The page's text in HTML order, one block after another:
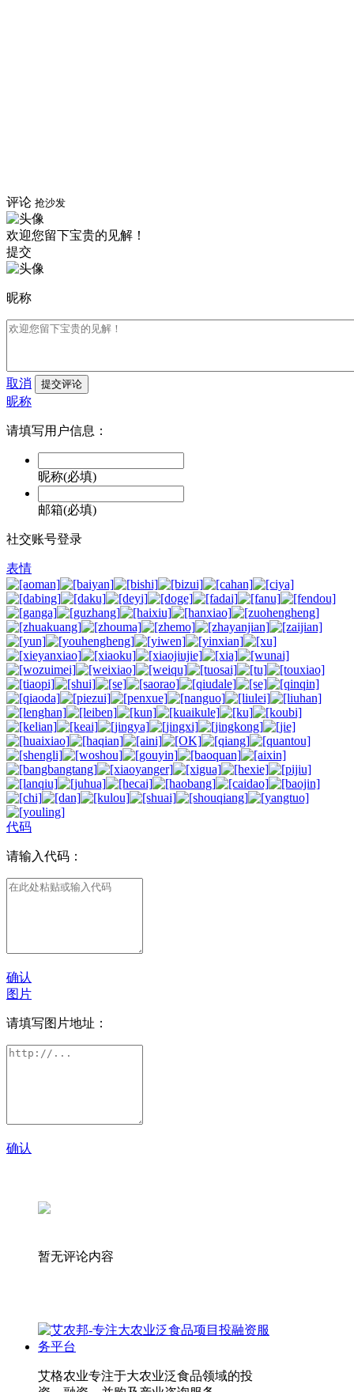
评论 抢沙发
欢迎您留下宝贵的见解！
提交
昵称
取消 提交评论
昵称
请填写用户信息：
昵称(必填)
邮箱(必填)
社交账号登录
表情
代码
请输入代码：
确认
图片
请填写图片地址：
确认
暂无评论内容
艾格农业专注于大农业泛食品领域的投